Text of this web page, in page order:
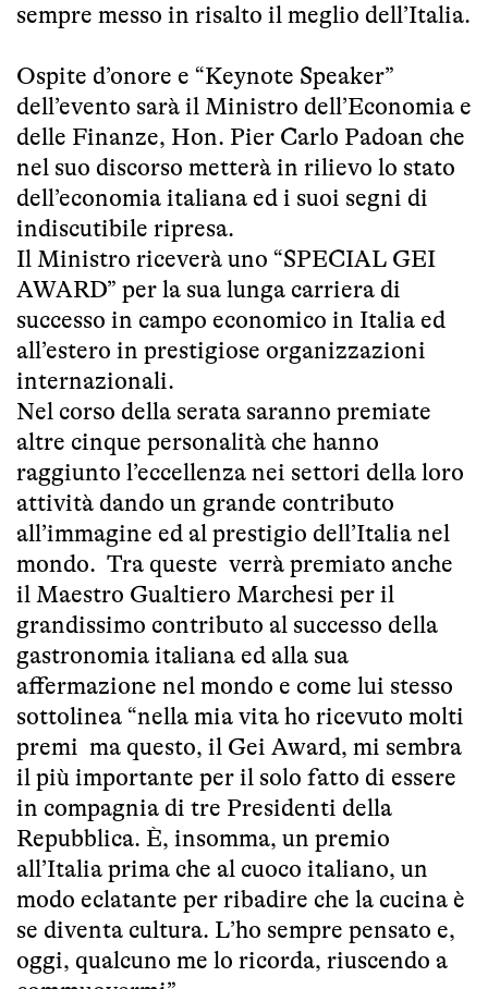
sempre messo in risalto il meglio dell’Italia.
Ospite d’onore e “Keynote Speaker”
dell’evento sarà il Ministro dell’Economia e
delle Finanze, Hon. Pier Carlo Padoan che
nel suo discorso metterà in rilievo lo stato
dell’economia italiana ed i suoi segni di
indiscutibile ripresa.
Il Ministro riceverà uno “SPECIAL GEI
AWARD” per la sua lunga carriera di
successo in campo economico in Italia ed
all’estero in prestigiose organizzazioni
internazionali.
Nel corso della serata saranno premiate
altre cinque personalità che hanno
raggiunto l’eccellenza nei settori della loro
attività dando un grande contributo
all’immagine ed al prestigio dell’Italia nel
mondo. Tra queste verrà premiato anche
il Maestro Gualtiero Marchesi per il
grandissimo contributo al successo della
gastronomia italiana ed alla sua
affermazione nel mondo e come lui stesso
sottolinea “nella mia vita ho ricevuto molti
premi ma questo, il Gei Award, mi sembra
il più importante per il solo fatto di essere
in compagnia di tre Presidenti della
Repubblica. È, insomma, un premio
all’Italia prima che al cuoco italiano, un
modo eclatante per ribadire che la cucina è
se diventa cultura. L’ho sempre pensato e,
oggi, qualcuno me lo ricorda, riuscendo a